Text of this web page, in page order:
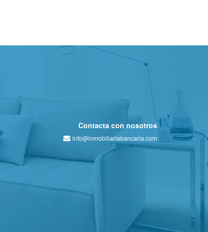
Contacta con nosotros
info@inmobiliariabancaria.com